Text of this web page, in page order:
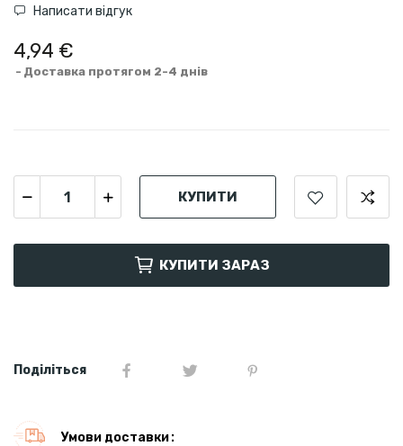
Написати відгук
4,94 €
Доставка протягом 2-4 днів
КУПИТИ
КУПИТИ ЗАРАЗ
Поділіться
Умови доставки